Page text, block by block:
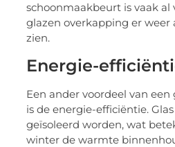
schoonmaakbeurt is vaak al
glazen overkapping er weer
zien.
Energie-
Een ander voordeel van
is de energie-efficiëntie.
geïsoleerd worden, wat
winter de warmte